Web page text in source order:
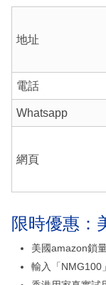
地址
電話
Whatsapp
網頁
限時優惠：
美國amazon鎖
輸入「NMG100